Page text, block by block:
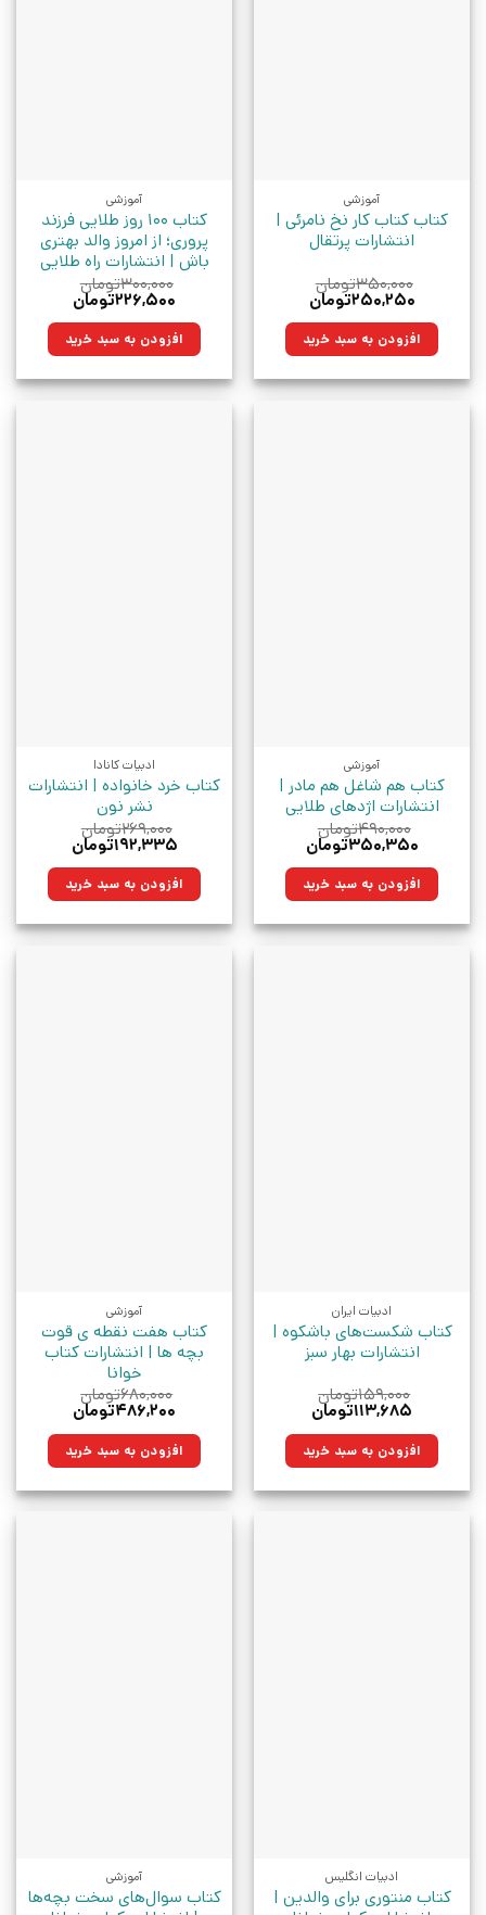
آموزشی
کتاب کتاب کار نخ نامرئی |
انتشارات پرتقال
۳۵۰,۰۰۰تومان
قیمت
۳۵۰,۰۰۰تومان
بود.
۲۵۰,۲۵۰تومان
۲۵۰,۲۵۰تومان.افزودن به سبد خرید
آموزشی
کتاب 100 روز طلایی فرزند
پروری؛ از امروز والد بهتری
باش | انتشارات راه طلایی
۳۰۰,۰۰۰تومان
قیمت
۳۰۰,۰۰۰تومان
بود.
۲۲۶,۵۰۰تومان
۲۲۶,۵۰۰تومان.افزودن به سبد خرید
آموزشی
کتاب هم شاغل هم مادر |
انتشارات اژدهای طلایی
۴۹۰,۰۰۰تومان
قیمت
۴۹۰,۰۰۰تومان
بود.
۳۵۰,۳۵۰تومان
۳۵۰,۳۵۰تومان. افزودن به سبد خرید
ادبیات کانادا
کتاب خرد خانواده | انتشارات
نشر نون
۲۶۹,۰۰۰تومان
قیمت
۲۶۹,۰۰۰تومان
بود.
۱۹۲,۳۳۵تومان
۱۹۲,۳۳۵تومان.افزودن به سبد خرید
ادبیات ایران
کتاب شکست‌های باشکوه |
انتشارات بهار سبز
۱۵۹,۰۰۰تومان
قیمت
۱۵۹,۰۰۰تومان
بود.
۱۱۳,۶۸۵تومان
۱۱۳,۶۸۵تومان.افزودن به سبد خرید
آموزشی
کتاب هفت نقطه ی قوت
بچه ها | انتشارات کتاب
خوانا
۶۸۰,۰۰۰تومان
قیمت
۶۸۰,۰۰۰تومان
بود.
۴۸۶,۲۰۰تومان
۴۸۶,۲۰۰تومان.افزودن به سبد خرید
ادبیات انگلیس
کتاب منتوری برای والدین |
آموزشی
کتاب سوال‌های سخت بچه‌ها